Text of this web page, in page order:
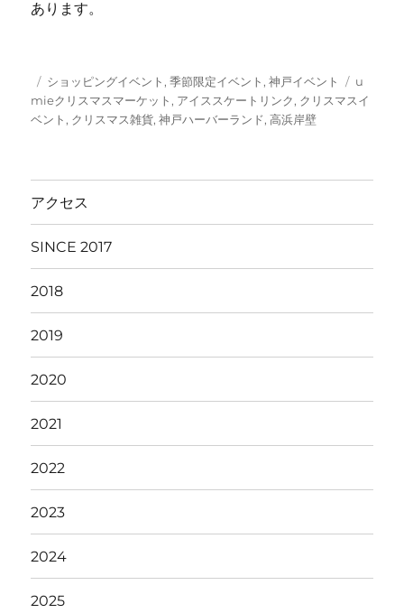
あります。
投
稿
日:
カ
テ
ゴ
ショッピングイベント,季節限定イベント,神戸イベント
タ
グ
u
mieクリスマスマーケット, アイススケートリンク, クリスマスイ
ベント, クリスマス雑貨,神戸ハーバーランド,高浜岸壁
アクセス
SINCE 2017
2018
2019
2020
2021
2022
2023
2024
2025